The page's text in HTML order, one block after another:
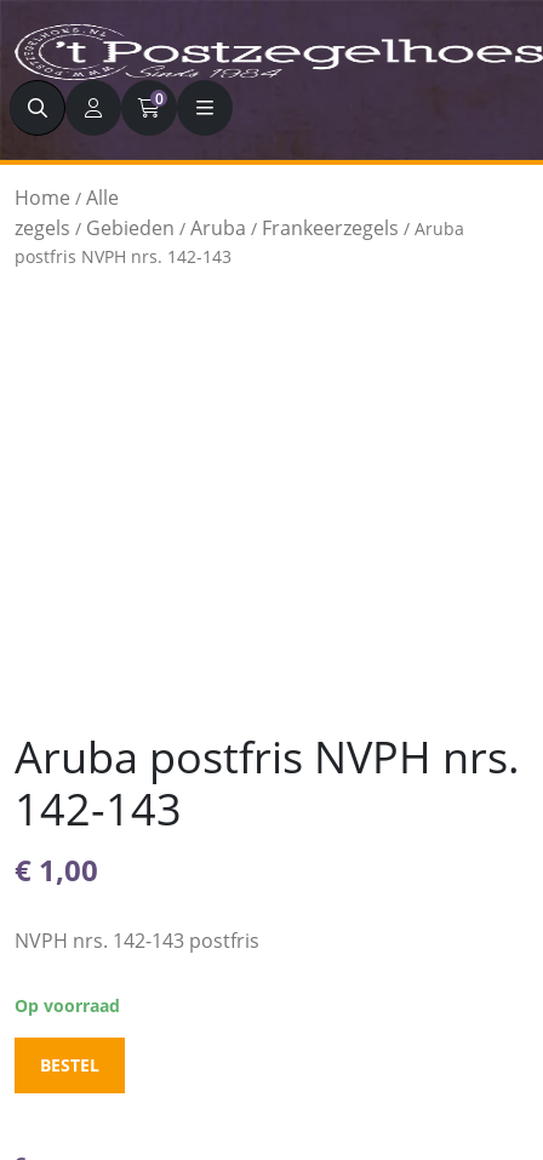
Zoeken 0
Home / Alle
zegels / Gebieden / Aruba / Frankeerzegels / Aruba
postfris NVPH nrs. 142-143
Aruba postfris NVPH nrs.
142-143
€ 1,00
NVPH nrs. 142-143 postfris
Op voorraad
BESTEL